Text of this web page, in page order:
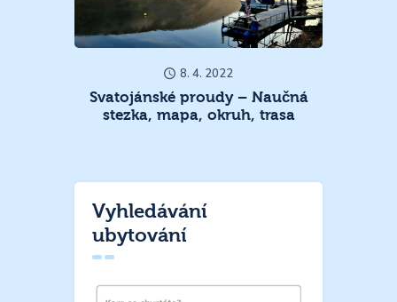
8. 4. 2022
Svatojánské proudy – Naučná
stezka, mapa, okruh, trasa
Vyhledávání
ubytování